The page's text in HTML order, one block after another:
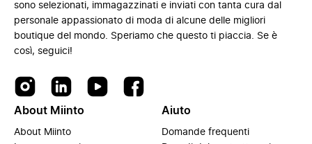
sono selezionati, immagazzinati e inviati con tanta cura dal
personale appassionato di moda di alcune delle migliori
boutique del mondo. Speriamo che questo ti piaccia. Se è
così, seguici!
About Miinto
About Miinto
Aiuto
Domande frequenti